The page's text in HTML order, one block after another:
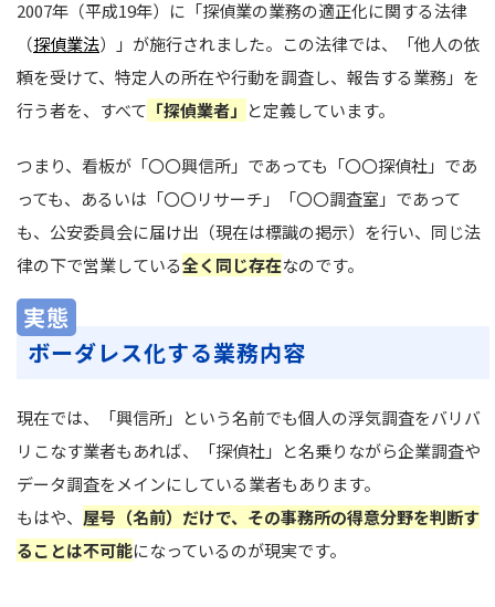
2007年（平成19年）に「探偵業の業務の適正化に関する法律
（探偵業法）」が施行されました。この法律では、「他人の依
頼を受けて、特定人の所在や行動を調査し、報告する業務」を
行う者を、すべて 「探偵業者」 と定義しています。
つまり、看板が「〇〇興信所」であっても「〇〇探偵社」であ
っても、あるいは「〇〇リサーチ」「〇〇調査室」であって
も、公安委員会に届け出（現在は標識の掲示）を行い、同じ法
律の下で営業している全く同じ存在なのです。
実態
ボーダレス化する業務内容
現在では、「興信所」という名前でも個人の浮気調査をバリバ
リこなす業者もあれば、「探偵社」と名乗りながら企業調査や
データ調査をメインにしている業者もあります。
もはや、 屋号（名前）だけで、その事務所の得意分野を判断す
ることは不可能になっているのが現実です。